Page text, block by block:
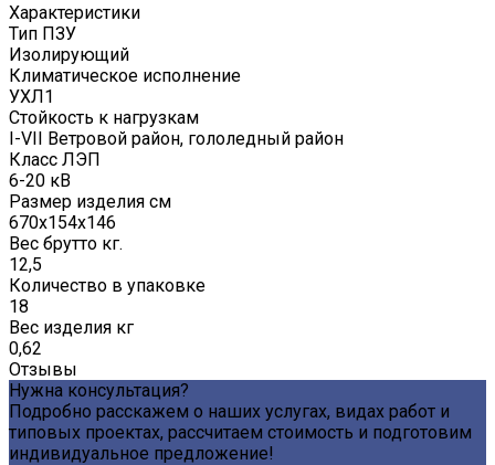
Характеристики
Тип ПЗУ
Изолирующий
Климатическое исполнение
УХЛ1
Стойкость к нагрузкам
I-VII Ветровой район, гололедный район
Класс ЛЭП
6-20 кВ
Размер изделия см
670x154x146
Вес брутто кг.
12,5
Количество в упаковке
18
Вес изделия кг
0,62
Отзывы
Нужна консультация?
Подробно расскажем о наших услугах, видах работ и
типовых проектах, рассчитаем стоимость и подготовим
индивидуальное предложение!